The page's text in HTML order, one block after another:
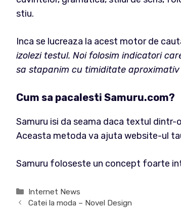
stiu.
Inca se lucreaza la acest motor de
izolezi testul. Noi folosim indicatori
sa stapanim cu timiditate
Cum sa pacalesti Samuru.com?
Samuru isi da seama daca textul
Aceasta metoda va ajuta website-ul
Samuru foloseste un concept foarte
Categorii
Internet News
Catei la moda – Novel Design